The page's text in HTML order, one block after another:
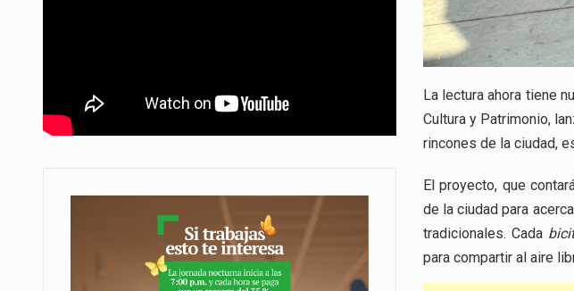
La lectura ahora tiene
Cultura y Patrimonio,
rincones de la ciudad,
El proyecto, que
de la ciudad para
tradicionales. Cada
para compartir al aire